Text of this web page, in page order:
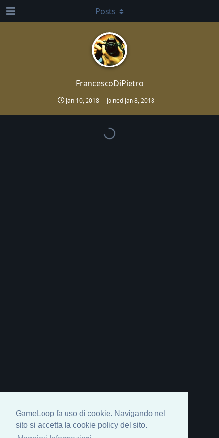
GameLoop fa uso di cookie. Navigando nel
sito si accetta la cookie policy del sito.
FrancescoDiPietro
Jan 10, 2018 Joined Jan 8, 2018
Posts